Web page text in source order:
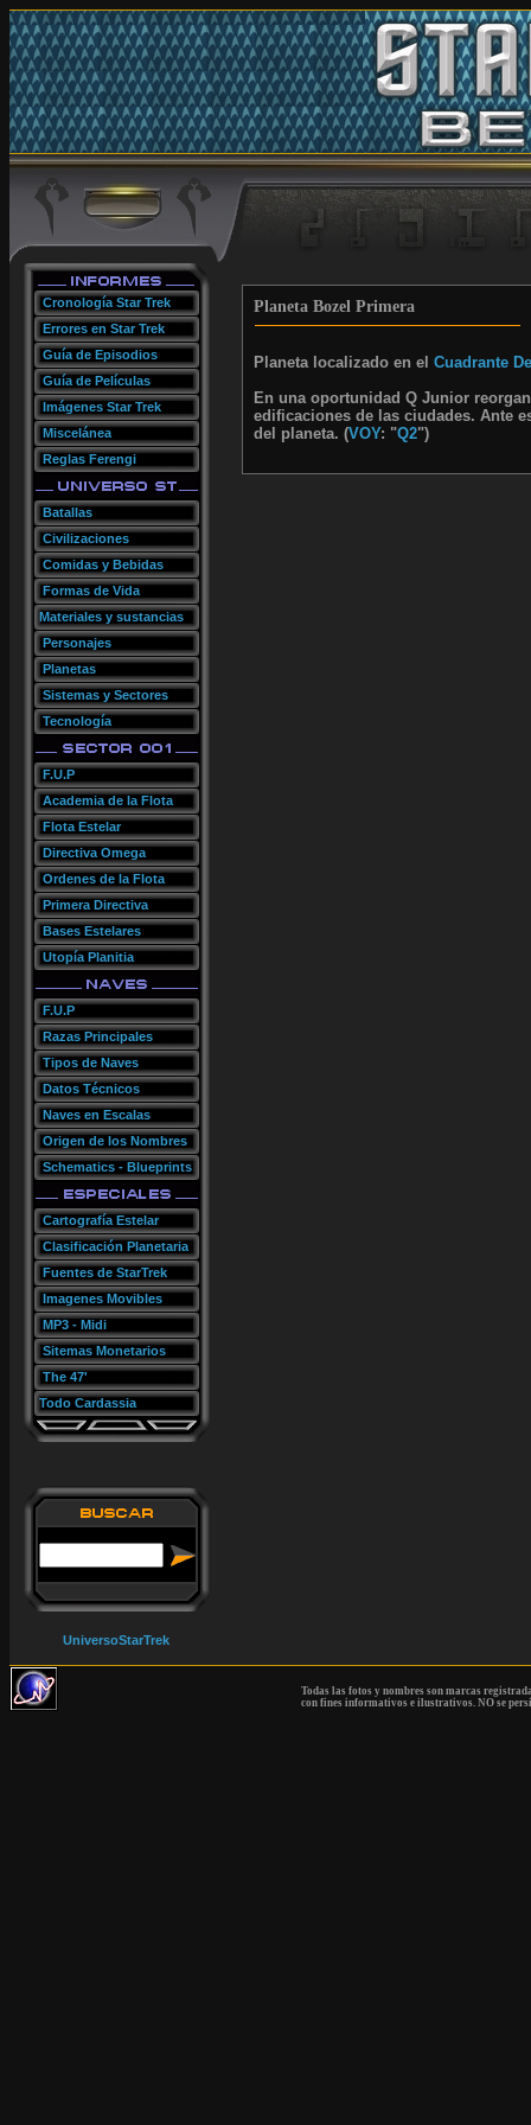
Cronología Star Trek
Errores en Star Trek
Guía de Episodios
Guía de Películas
Imágenes Star Trek
Miscelánea
Reglas Ferengi
Batallas
Civilizaciones
Comidas y Bebidas
Formas de Vida
Materiales y sustancias
Personajes
Planetas
Sistemas y Sectores
Tecnología
F.U.P
Academia de la Flota
Flota Estelar
Directiva Omega
Ordenes de la Flota
Primera Directiva
Bases Estelares
Utopía Planitia
F.U.P
Razas Principales
Tipos de Naves
Datos Técnicos
Naves en Escalas
Origen de los Nombres
Schematics - Blueprints
Cartografía Estelar
Clasificación Planetaria
Fuentes de StarTrek
Imagenes Movibles
MP3 - Midi
Sitemas Monetarios
The 47'
Todo Cardassia
UniversoStarTrek
Planeta Bozel Primera
Planeta localizado en elCuadrante
En una oportunidad Q Junior
edificaciones de las ciudades. Ante
del planeta. (VOY: "Q2")
Todas las fotos y nombres son marcas
con fines informativos e ilustrativos. NO se